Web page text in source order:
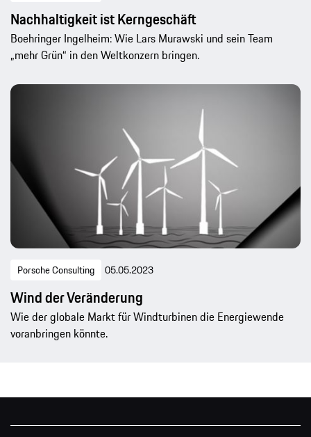
Nachhaltigkeit ist Kerngeschäft
Boehringer Ingelheim: Wie Lars Murawski und sein Team
„mehr Grün“ in den Weltkonzern bringen.
Porsche Consulting 05.05.2023
Wind der Veränderung
Wie der globale Markt für Windturbinen die Energiewende
voranbringen könnte.